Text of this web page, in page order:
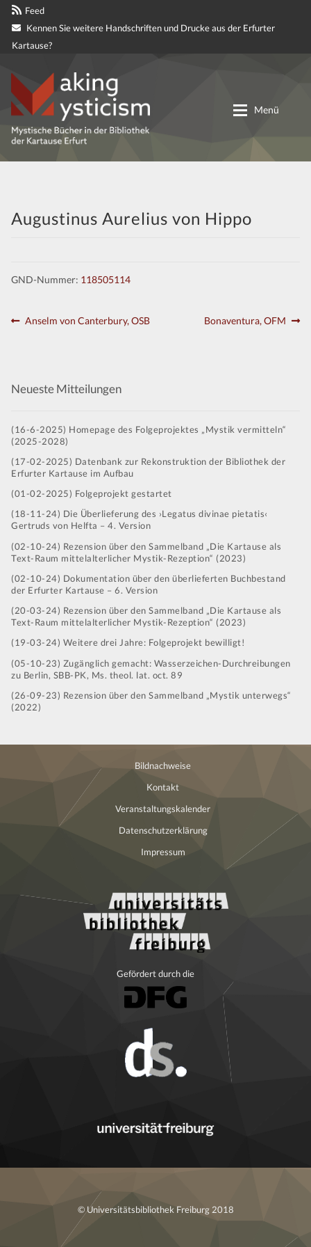
Feed
Kennen Sie weitere Handschriften und Drucke aus der Erfurter
Kartause?
Zur
Navigation
springen
Zum
Inhalt
springen
Menü
Kontakt
Augustinus Aurelius von Hippo
GND-Nummer: 118505114
Beitragsnavigation
Vorheriger
Anselm von Canterbury, OSB
Nächster
Bonaventura, OFM
Neueste Mitteilungen
(16-6-2025) Homepage des Folgeprojektes „Mystik vermitteln“
(2025-2028)
(17-02-2025) Datenbank zur Rekonstruktion der Bibliothek der
Erfurter Kartause im Aufbau
(01-02-2025) Folgeprojekt gestartet
(18-11-24) Die Überlieferung des ›Legatus divinae pietatis‹
Gertruds von Helfta – 4. Version
(02-10-24) Rezension über den Sammelband „Die Kartause als
Text-Raum mittelalterlicher Mystik-Rezeption“ (2023)
(02-10-24) Dokumentation über den überlieferten Buchbestand
der Erfurter Kartause – 6. Version
(20-03-24) Rezension über den Sammelband „Die Kartause als
Text-Raum mittelalterlicher Mystik-Rezeption“ (2023)
(19-03-24) Weitere drei Jahre: Folgeprojekt bewilligt!
(05-10-23) Zugänglich gemacht: Wasserzeichen-Durchreibungen
zu Berlin, SBB-PK, Ms. theol. lat. oct. 89
(26-09-23) Rezension über den Sammelband „Mystik unterwegs“
(2022)
Bildnachweise
Kontakt
Veranstaltungskalender
Datenschutzerklärung
Impressum
Gefördert durch die
© Universitätsbibliothek Freiburg 2018